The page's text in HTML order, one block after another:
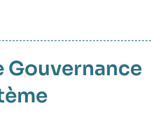
Gouvernance